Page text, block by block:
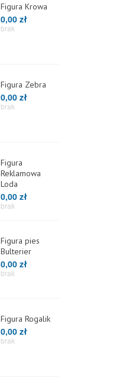
Figura Krowa
0,00 zł
brak
Figura Zebra
0,00 zł
brak
Figura
Reklamowa
Loda
0,00 zł
brak
Figura pies
Bulterier
0,00 zł
brak
Figura Rogalik
0,00 zł
brak